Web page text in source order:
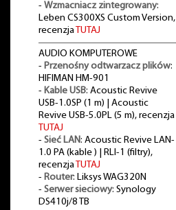
- Wzmacniacz zintegrowany:
Leben CS300XS Custom Version,
recenzja TUTAJ
AUDIO KOMPUTEROWE
- Przenośny odtwarzacz plików:
HIFIMAN HM-901
- Kable USB: Acoustic Revive
USB-1.0SP (1 m) | Acoustic
Revive USB-5.0PL (5 m), recenzja
TUTAJ
- Sieć LAN: Acoustic Revive LAN-
1.0 PA (kable ) | RLI-1 (filtry),
recenzja TUTAJ
- Router: Liksys WAG320N
- Serwer sieciowy: Synology
DS410j/8 TB